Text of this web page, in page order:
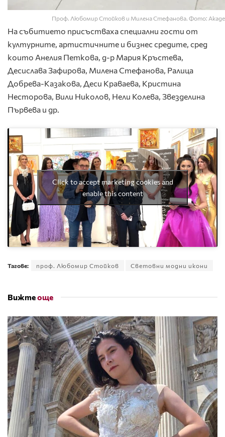
Проф. Любомир Стойков и Милена Стефанова. Фото:
На събитието присъстваха специални гости от
културните, артистичните и бизнес средите, сред
които Анелия Петкова, д-р Мария Кръстева,
Десислава Зафирова, Милена Стефанова, Ралица
Добрева-Казакова, Деси Краваева, Кристина
Несторова, Вили Николов, Нели Колева, Звезделина
Първева и др.
Click to accept marketing cookies and
enable this content
Тагове: проф. Любомир Стойков Световни модни икони
Вижтеоще